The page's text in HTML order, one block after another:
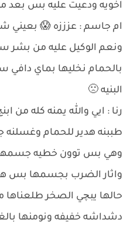
اخويه ودعيت عليه بس بعد
ام جاسم : عزززه 😱 بعيني
ونعم الوكيل عليه من بشر
بالحمام نخليها بماي
البنيه 🙁
رنا : ايي والله يمنه كله من
طببنه هدير للحمام
وهي بس توون خطيه
واثار الضرب بجسمها بس
حالها يبچي الصخر طلعناها
دشداشه خفيفه ونومنها